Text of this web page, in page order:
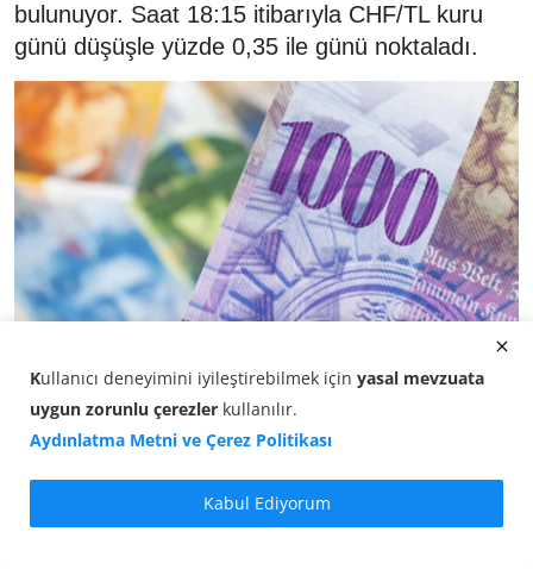
bulunuyor. Saat 18:15 itibarıyla CHF/TL kuru
günü düşüşle yüzde 0,35 ile günü noktaladı.
saatlerinde yönünü netleştirdi. Saat 18:15 itibarıyla
İsviçre frangı, önceki kapanışa göre düşüşle yüzde
Kullanıcı deneyimini iyileştirebilmek için yasal mevzuata
uygun zorunlu çerezler kullanılır.
Aydınlatma Metni ve Çerez Politikası
Kabul Ediyorum